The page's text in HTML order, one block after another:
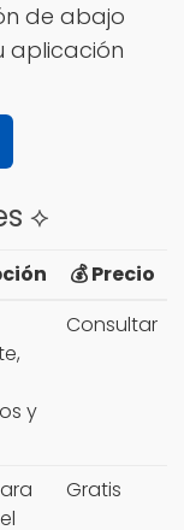
de abajo
aplicación
⟡
💰 Precio
y
Consultar
Gratis